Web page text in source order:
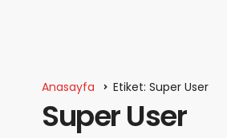
Anasayfa Etiket: Super User
Super User